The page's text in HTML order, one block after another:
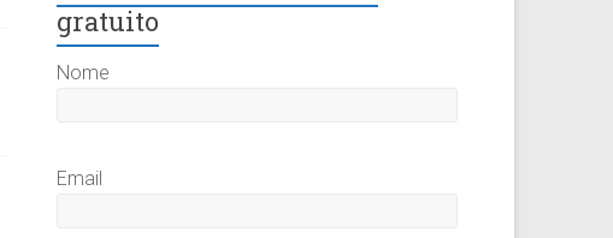
gratuito
Nome
Email